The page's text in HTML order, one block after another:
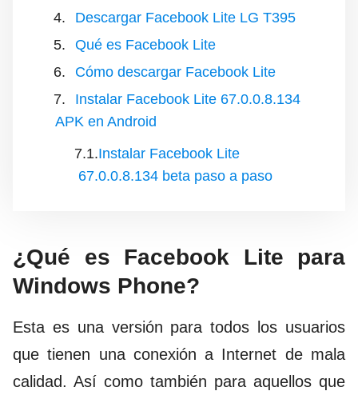
Descargar Facebook Lite LG T395
Qué es Facebook Lite
Cómo descargar Facebook Lite
Instalar Facebook Lite 67.0.0.8.134
APK en Android
Instalar Facebook Lite
67.0.0.8.134 beta paso a paso
¿Qué es Facebook Lite para
Windows Phone?
Esta es una versión para todos los usuarios
que tienen una conexión a Internet de mala
calidad. Así como también para aquellos que